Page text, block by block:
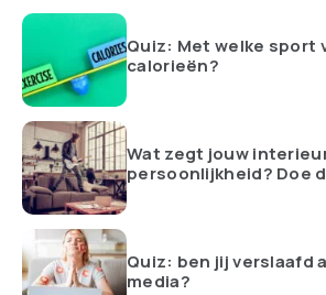
Quiz: Met welke sport
calorieën?
Wat zegt jouw
persoonlijkheid? Doe
Quiz: ben jij verslaafd
media?